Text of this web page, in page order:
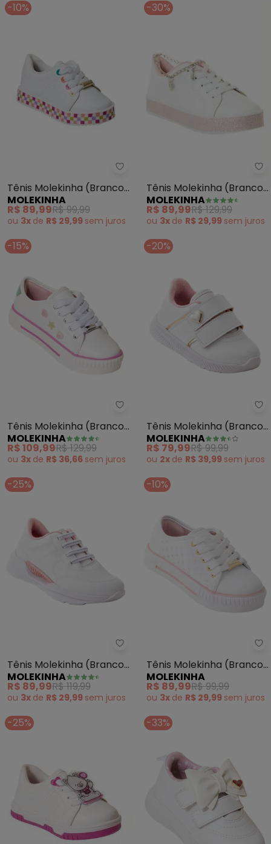
-10%
Molekinha - Tênis Molekinha
Tênis Molekinha (Branco)
em Sintético
MOLEKINHA
R$ 89,99R$ 99,99
ou 3x de R$ 29,99 sem juros
-30%
Tênis Molekinha (Branco)
em Sintético
MOLEKINHA
R$ 89,99R$ 129,99
ou 3x de R$ 29,99 sem juros
-15%
Molekinha - Tênis Molekinha
Tênis Molekinha (Branco)
em Sintético
MOLEKINHA
R$ 109,99R$ 129,99
ou 3x de R$ 36,66 sem juros
-20%
Tênis Molekinha (Branco)
em Sintético
MOLEKINHA
R$ 79,99R$ 99,99
ou 2x de R$ 39,99 sem juros
-25%
Molekinha - Tênis Molekinha
Tênis Molekinha (Branco)
em Sintético
MOLEKINHA
R$ 89,99R$ 119,99
ou 3x de R$ 29,99 sem juros
-10%
Tênis Molekinha (Branco)
em Sintético
MOLEKINHA
R$ 89,99R$ 99,99
ou 3x de R$ 29,99 sem juros
-25% -33%